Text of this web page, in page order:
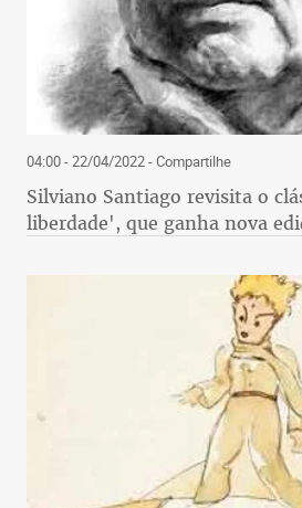
04:00 - 22/04/2022- Compartilhe
Silviano Santiago revisita o
liberdade', que ganha nova